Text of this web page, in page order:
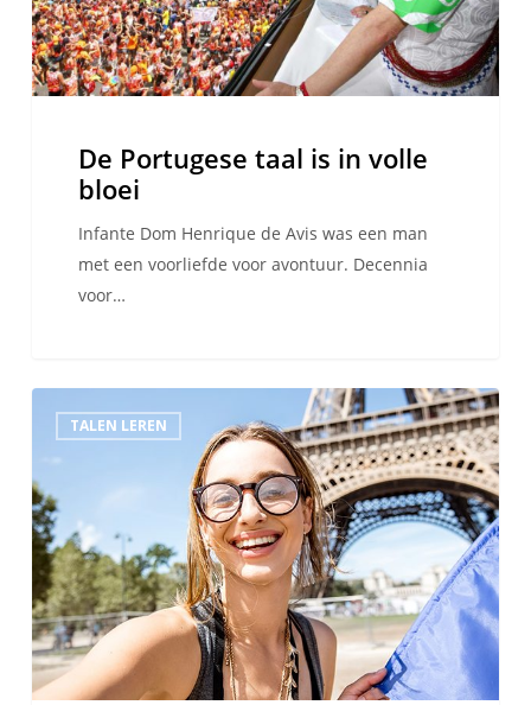
De Portugese taal is in volle
bloei
Infante Dom Henrique de Avis was een man
met een voorliefde voor avontuur. Decennia
voor…
snel
Frans
te
leren
TALEN LEREN